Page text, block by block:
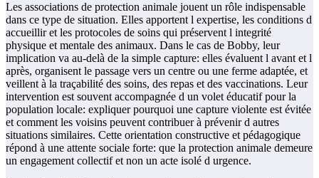
Les associations de protection animale jouent un rôle indispensable
dans ce type de situation. Elles apportent l expertise, les conditions d
accueillir et les protocoles de soins qui préservent l integrité
physique et mentale des animaux. Dans le cas de Bobby, leur
implication va au-delà de la simple capture: elles évaluent l avant et l
après, organisent le passage vers un centre ou une ferme adaptée, et
veillent à la traçabilité des soins, des repas et des vaccinations. Leur
intervention est souvent accompagnée d un volet éducatif pour la
population locale: expliquer pourquoi une capture violente est évitée
et comment les voisins peuvent contribuer à prévenir d autres
situations similaires. Cette orientation constructive et pédagogique
répond à une attente sociale forte: que la protection animale demeure
un engagement collectif et non un acte isolé d urgence.